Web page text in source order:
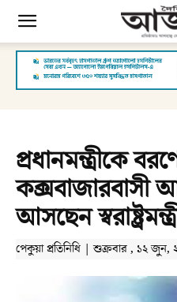
প্রধানমন্ত্রীকে
কক্সবাজারবাসী
আসছেন
পেকুয়া প্রতিনিধি | শুক্রবার , ১২ জুন,